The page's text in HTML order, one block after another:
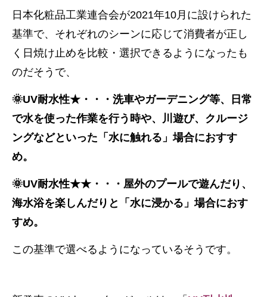
日本化粧品工業連合会が2021年10月に設けられた
基準で、それぞれのシーンに応じて消費者が正し
く日焼け止めを比較・選択できるようになったも
のだそうで、
🌞UV耐水性★・・・洗車やガーデニング等、日常
で水を使った作業を行う時や、川遊び、クルージ
ングなどといった「水に触れる」場合におすす
め。
🌞UV耐水性★★・・・屋外のプールで遊んだり、
海水浴を楽しんだりと「水に浸かる」場合におす
すめ。
この基準で選べるようになっているそうです。